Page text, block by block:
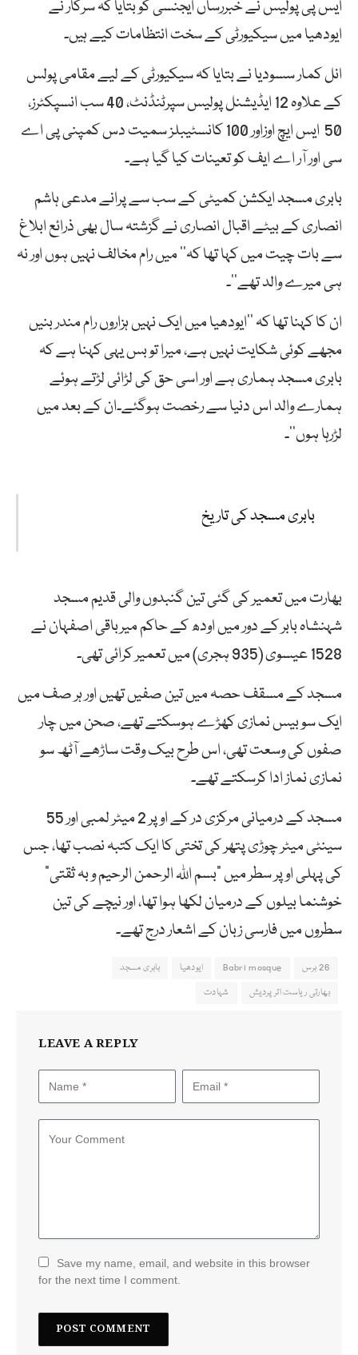
ایس پی پولیس نے خبررساں ایجنسی کو بتایا کہ سرکار نے
ایودھیا میں سیکیورٹی کے سخت انتظامات کیے ہیں۔
انل کمار سسودیا نے بتایا کہ سیکیورٹی کے لیے مقامی پولس
کے علاوہ 12 ایڈیشنل پولیس سپرٹنڈنٹ، 40 سب انسپکٹرز،
50 ایس ایچ اوزاور 100 کانسٹیبلز سمیت دس کمپنی پی اے
سی اور آر اے ایف کو تعینات کیا گیا ہے۔
بابری مسجد ایکشن کمیٹی کے سب سے پرانے مدعی ہاشم
انصاری کے بیٹے اقبال انصاری نے گزشتہ سال بھی ذرائع ابلاغ
سے بات چیت میں کہا تھا کہ’’ میں رام مخالف نہیں ہوں اور نہ
ہی میرے والد تھے‘‘۔
ان کا کہنا تھا کہ ’’ایودھیا میں ایک نہیں ہزاروں رام مندر بنیں
مجھے کوئی شکایت نہیں ہے، میرا تو بس یہی کہنا ہے کہ
بابری مسجد ہماری ہے اور اسی حق کی لڑائی لڑتے ہوئے
ہمارے والد اس دنیا سے رخصت ہوگئے۔ان کے بعد میں
لڑرہا ہوں‘‘۔
بابری مسجد کی تاریخ
بھارت میں تعمیر کی گئی تین گنبدوں والی قدیم مسجد
شہنشاہ بابر کے دور میں اودھ کے حاکم میرباقی اصفہان نے
1528 عیسوی (935 ہجری) میں تعمیر کرائی تھی۔
مسجد کے مسقف حصہ میں تین صفیں تھیں اور ہر صف میں
ایک سو بیس نمازی کھڑے ہوسکتے تھے، صحن میں چار
صفوں کی وسعت تھی، اس طرح بیک وقت ساڑھے آٹھ سو
نمازی نماز ادا کرسکتے تھے۔
مسجد کے درمیانی مرکزی در کے اوپر 2 میٹر لمبی اور 55
سینٹی میٹر چوڑی پتھر کی تختی کا ایک کتبہ نصب تھا، جس
کی پہلی اوپر سطر میں ”بسم اللہ الرحمن الرحیم و بہ ثقتی“
خوشنما بیلوں کے درمیان لکھا ہوا تھا، اور نیچے کی تین
سطروں میں فارسی زبان کے اشعار درج تھے۔
26 برس Babri mosque ایودھیا
بابری مسجد
بھارتی ریاست اترپردیش
شہادت
LEAVE A REPLY
Save my name, email, and website in this browser
for the next time I comment.